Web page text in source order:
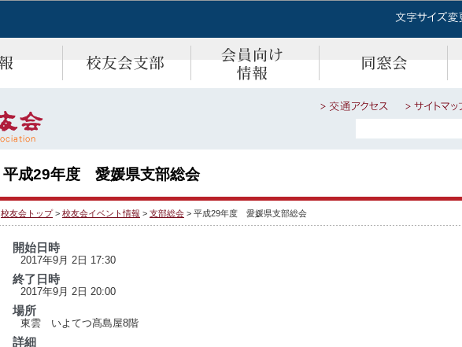
平成29年度 愛媛県支部総会
校友会トップ> 校友会イベント情報 > 支部総会 > 平成29年度 愛媛県支部総会
開始日時
2017年9月 2日 17:30
終了日時
2017年9月 2日 20:00
場所
東雲 いよてつ髙島屋8階
詳細